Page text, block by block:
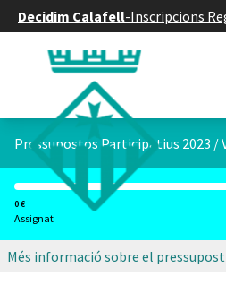
Decidim Calafell-Inscripcions
Pressupostos Participatius 2023 /
0 €
Assignat
Més informació sobre el pressupost